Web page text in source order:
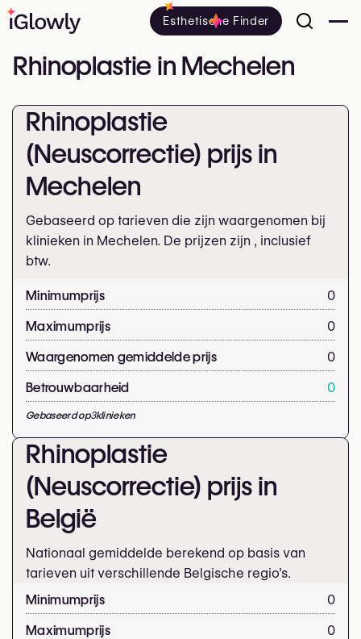
Esthetische Finder
Rhinoplastie in Mechelen
Rhinoplastie
(Neuscorrectie) prijs in
Mechelen
Gebaseerd op tarieven die zijn waargenomen bij
klinieken in Mechelen. De prijzen zijn , inclusief
btw.
Minimumprijs
0
Maximumprijs
0
Waargenomen gemiddelde prijs
0
Betrouwbaarheid
0
Gebaseerd op3klinieken
Rhinoplastie
(Neuscorrectie) prijs in
België
Nationaal gemiddelde berekend op basis van
tarieven uit verschillende Belgische regio’s.
Minimumprijs
0
Maximumprijs
0